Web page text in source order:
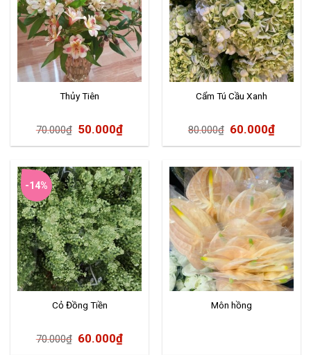
Thủy Tiên
70.000₫ 50.000₫
Cẩm Tú Cầu Xanh
80.000₫ 60.000₫
-14%
Cỏ Đồng Tiền
70.000₫ 60.000₫
Môn hồng